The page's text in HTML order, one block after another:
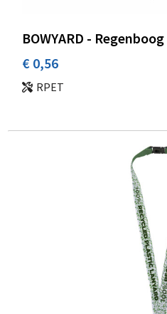
BOWYARD -
€ 0,56
RPET